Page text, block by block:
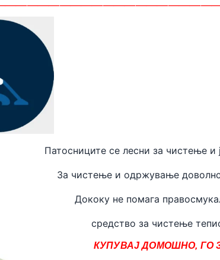
Патосниците се лесни за чистење и
За чистење и одржување
Дококу не помага
средство за чистење
КУПУВАЈ ДОМОШНО, ГО